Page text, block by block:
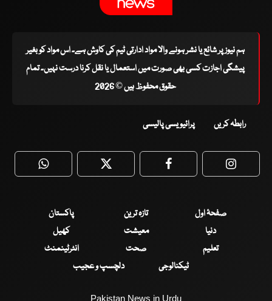
ہم نیوز پر شائع یا نشر ہونے والا مواد ادارتی ٹیم کی کاوش ہے۔ اس مواد کو بغیر
پیشگی اجازت کسی بھی صورت میں استعمال یا نقل کرنا درست نہیں۔ تمام
حقوق محفوظ ہیں © 2026
رابطہ کریں پرائیویسی پالیسی
WhatsApp Twitter Facebook
صفحۂ اول تازہ ترین
پاکستان
دنیا
معیشت
کھیل
تعلیم
صحت
انٹرٹینمنٹ
ٹیکنالوجی
دلچسپ و عجیب
Pakistan News in Urdu